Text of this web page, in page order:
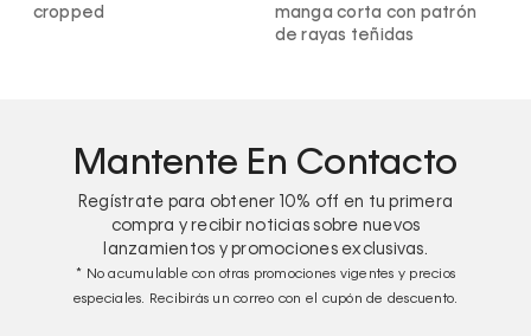
cropped
manga corta con patrón
de rayas teñidas
Mantente En Contacto
Regístrate para obtener 10% off en tu primera
compra y recibir noticias sobre nuevos
lanzamientos y promociones exclusivas.
* No acumulable con otras promociones vigentes y precios
especiales. Recibirás un correo con el cupón de descuento.